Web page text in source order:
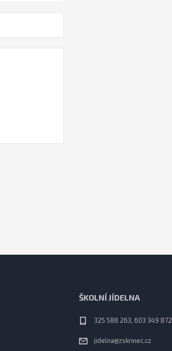
ŠKOLNÍ JÍDELNA
325 588 263, 603 349 872
jidelna@zskrinec.cz